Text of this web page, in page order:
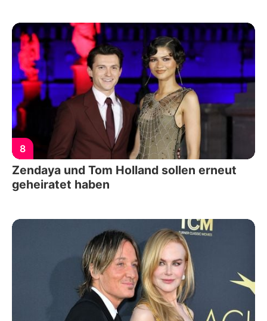
8
Zendaya und Tom Holland sollen erneut
geheiratet haben